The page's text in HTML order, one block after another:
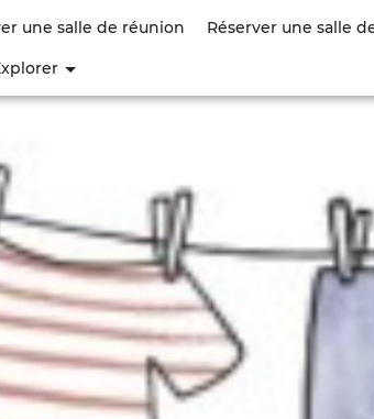
une salle de réunion Réserver une salle